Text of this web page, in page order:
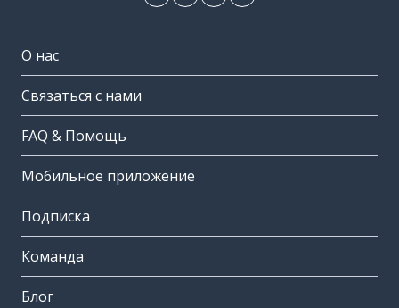
О нас
Связаться с нами
FAQ & Помощь
Мобильное приложение
Подписка
Команда
Блог